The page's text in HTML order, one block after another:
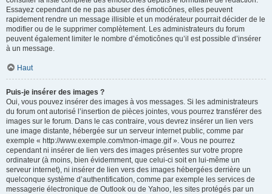
Essayez cependant de ne pas abuser des émoticônes, elles peuvent
rapidement rendre un message illisible et un modérateur pourrait décider de le
modifier ou de le supprimer complètement. Les administrateurs du forum
peuvent également limiter le nombre d’émoticônes qu’il est possible d’insérer
à un message.
Haut
Puis-je insérer des images ?
Oui, vous pouvez insérer des images à vos messages. Si les administrateurs
du forum ont autorisé l’insertion de pièces jointes, vous pourrez transférer des
images sur le forum. Dans le cas contraire, vous devrez insérer un lien vers
une image distante, hébergée sur un serveur internet public, comme par
exemple « http://www.exemple.com/mon-image.gif ». Vous ne pourrez
cependant ni insérer de lien vers des images présentes sur votre propre
ordinateur (à moins, bien évidemment, que celui-ci soit en lui-même un
serveur internet), ni insérer de lien vers des images hébergées derrière un
quelconque système d’authentification, comme par exemple les services de
messagerie électronique de Outlook ou de Yahoo, les sites protégés par un